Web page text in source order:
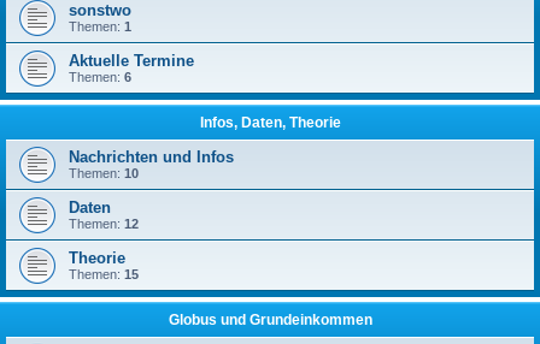
sonstwo
Themen: 1
Aktuelle Termine
Themen: 6
Infos, Daten, Theorie
Nachrichten und Infos
Themen: 10
Daten
Themen: 12
Theorie
Themen: 15
Globus und Grundeinkommen